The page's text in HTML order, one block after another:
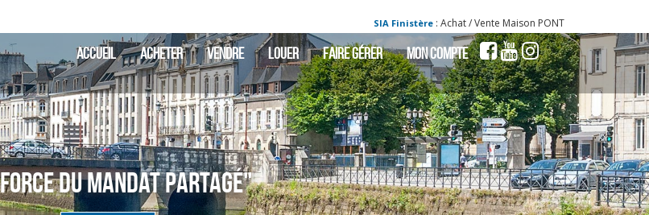
SIA Finistère: Achat / Vente Maison PONT L ABBE - Maison a
ACCUEIL ACHETER VENDRE LOUER FAIRE GÉRER MON COMPTE
du Mandat partagé"